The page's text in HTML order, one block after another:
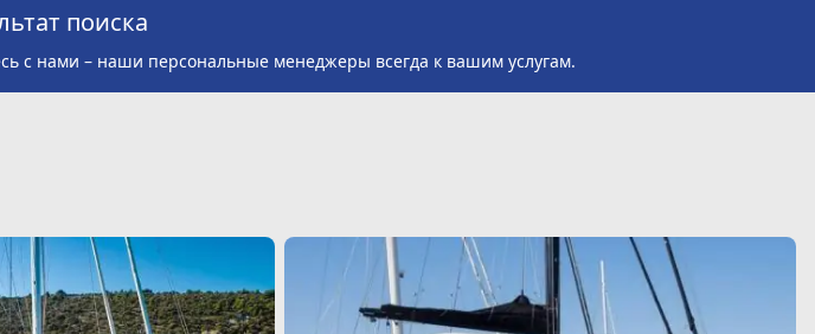
поиска
с нами – наши персональные менеджеры всегда к вашим услугам.